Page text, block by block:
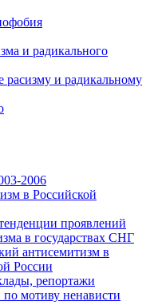
и радикального
расизму и радикальному
2006
в Российской
проявлений
в государствах СНГ
антисемитизм в
России
репортажи
мотиву ненависти